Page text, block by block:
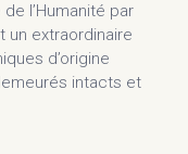
l’Humanité par
un extraordinaire
d’origine
intacts et